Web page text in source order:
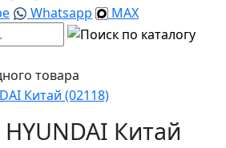
Whatsapp MAX
товара
Китай